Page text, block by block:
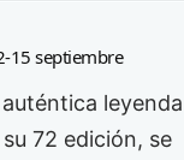
15 septiembre
leyenda
72 edición, se